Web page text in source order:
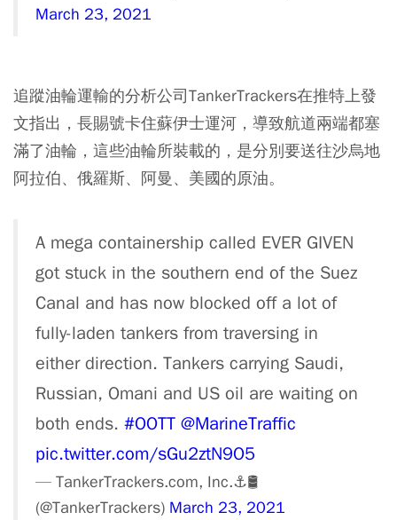
March 23, 2021
追蹤油輪運輸的分析公司TankerTrackers在推特上發
文指出，長賜號卡住蘇伊士運河，導致航道兩端都塞
滿了油輪，這些油輪所裝載的，是分別要送往沙烏地
阿拉伯、俄羅斯、阿曼、美國的原油。
A mega containership called EVER GIVEN
got stuck in the southern end of the Suez
Canal and has now blocked off a lot of
fully-laden tankers from traversing in
either direction. Tankers carrying Saudi,
Russian, Omani and US oil are waiting on
both ends. #OOTT @MarineTraffic
pic.twitter.com/sGu2ztN9O5
— TankerTrackers.com, Inc.⚓️🛢
(@TankerTrackers) March 23, 2021